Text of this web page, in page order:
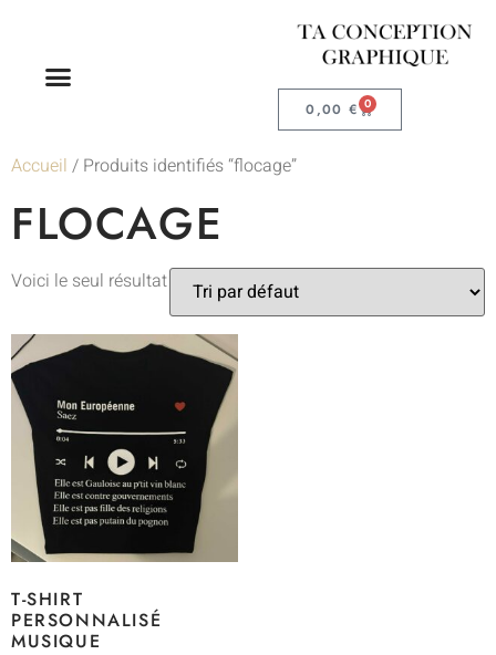
0,00 € 0
Accueil / Produits identifiés “flocage”
FLOCAGE
Voici le seul résultat
T-SHIRT
PERSONNALISÉ
MUSIQUE